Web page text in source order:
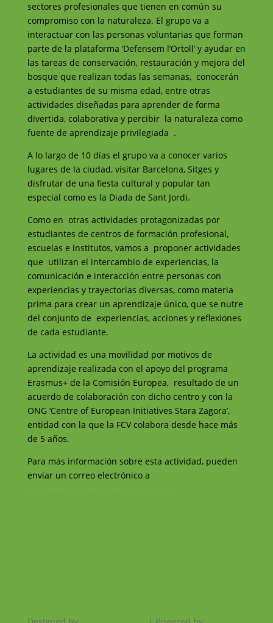
sectores profesionales que tienen en común su
compromiso con la naturaleza. El grupo va a
interactuar con las personas voluntarias que forman
parte de la plataforma ‘Defensem l’Ortoll’ y ayudar en
las tareas de conservación, restauración y mejora del
bosque que realizan todas las semanas, conocerán
a estudiantes de su misma edad, entre otras
actividades diseñadas para aprender de forma
divertida, colaborativa y percibir la naturaleza como
fuente de aprendizaje privilegiada .
A lo largo de 10 días el grupo va a conocer varios
lugares de la ciudad, visitar Barcelona, Sitges y
disfrutar de una fiesta cultural y popular tan
especial como es la Diada de Sant Jordi.
Como en otras actividades protagonizadas por
estudiantes de centros de formación profesional,
escuelas e institutos, vamos a proponer actividades
que utilizan el intercambio de experiencias, la
comunicación e interacción entre personas con
experiencias y trayectorias diversas, como materia
prima para crear un aprendizaje único, que se nutre
del conjunto de experiencias, acciones y reflexiones
de cada estudiante.
La actividad es una movilidad por motivos de
aprendizaje realizada con el apoyo del programa
Erasmus+ de la Comisión Europea, resultado de un
acuerdo de colaboración con dicho centro y con la
ONG ‘Centre of European Initiatives Stara Zagora’,
entidad con la que la FCV colabora desde hace más
de 5 años.
Para más información sobre esta actividad, pueden
enviar un correo electrónico a